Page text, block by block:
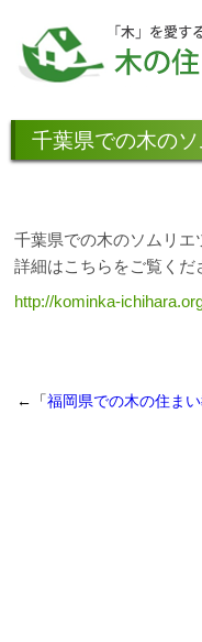
千葉県での木の
千葉県での木のソムリエ
詳細はこちらをご覧くだ
http://kominka-
←「福岡県での木の住ま